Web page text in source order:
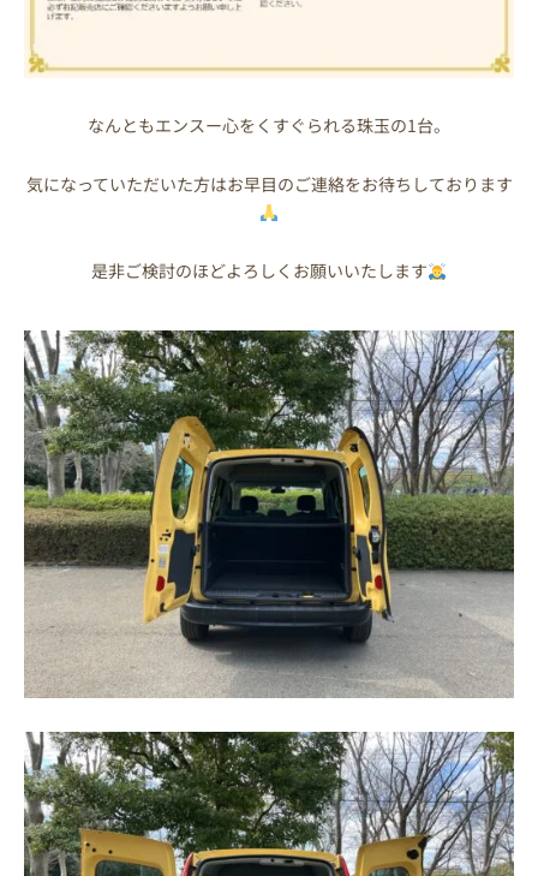
なんともエンスー心をくすぐられる珠玉の1台。
気になっていただいた方はお早目のご連絡をお待ちしております
是非ご検討のほどよろしくお願いいたします